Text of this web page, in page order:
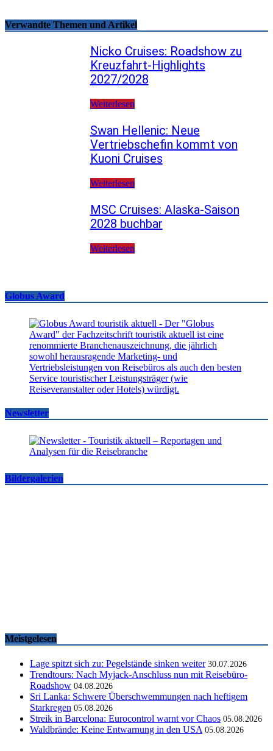
Verwandte Themen und Artikel
Nicko Cruises: Roadshow zu
Kreuzfahrt-Highlights
2027/2028
Weiterlesen
Swan Hellenic: Neue
Vertriebschefin kommt von
Kuoni Cruises
Weiterlesen
MSC Cruises: Alaska-Saison
2028 buchbar
Weiterlesen
Globus Award
Newsletter
Bildergalerien
Meistgelesen
Lage spitzt sich zu: Pegelstände sinken weiter 30.07.2026
Trendtours: Nach Myjack-Anschluss nun mit Reisebüro-
Roadshow 04.08.2026
Sri Lanka: Schwere Überschwemmungen nach heftigem
Starkregen 05.08.2026
Streik in Barcelona: Eurocontrol warnt vor Chaos 05.08.2026
Waldbrände: Keine Entwarnung in den USA 05.08.2026